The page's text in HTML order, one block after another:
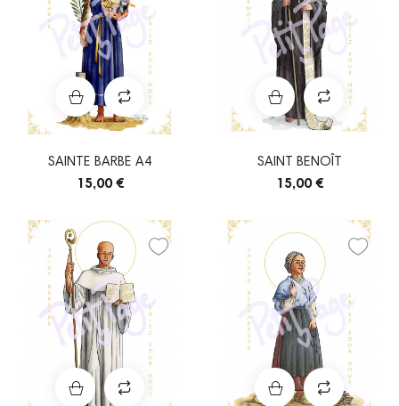
SAINTE BARBE A4
15,00 €
SAINT BENOÎT
15,00 €